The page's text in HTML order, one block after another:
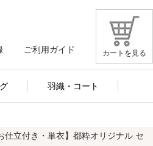
カートを見る
ご利用ガイド
羽織・コート
仕立付き・単衣】都粋オリジナル セ